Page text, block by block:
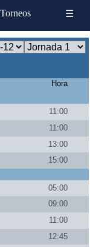
Torneos ☰
Hora
11:00
11:00
13:00
15:00
05:00
09:00
11:00
12:45